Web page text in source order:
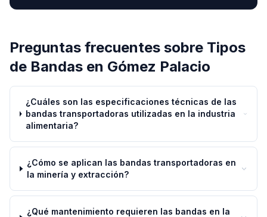
Preguntas frecuentes sobre Tipos
de Bandas en Gómez Palacio
¿Cuáles son las especificaciones técnicas de las
bandas transportadoras utilizadas en la industria
alimentaria?
¿Cómo se aplican las bandas transportadoras en
la minería y extracción?
¿Qué mantenimiento requieren las bandas en la